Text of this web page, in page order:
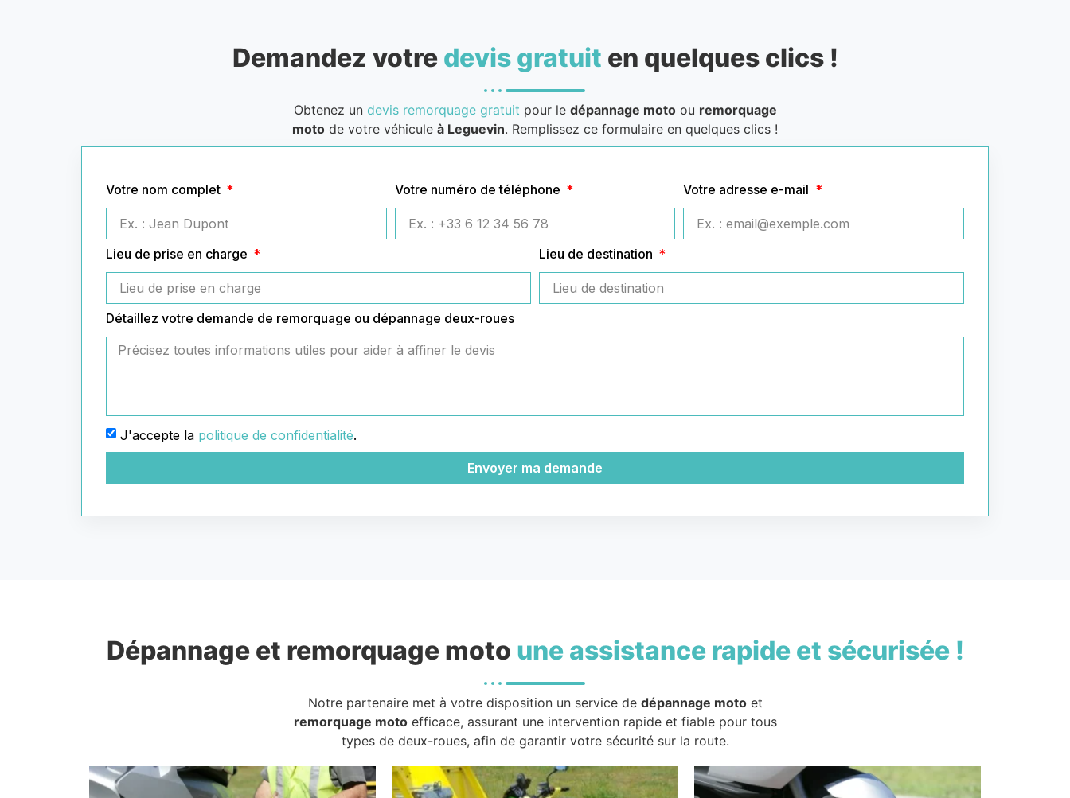
Demandez votre devis gratuit en quelques clics !
Obtenez un devis remorquage gratuit pour le dépannage motoou remorquage
moto de votre véhicule à Leguevin. Remplissez ce formulaire en quelques clics !
Votre nom complet Votre numéro de téléphone Votre adresse e-mail
Lieu de prise en charge Lieu de destination
Détaillez votre demande de remorquage ou dépannage deux-roues
J'accepte la politique de confidentialité.
Envoyer ma demande
Dépannage et remorquage moto une assistance rapide et sécurisée !
Notre partenaire met à votre disposition un service de dépannage motoet
remorquage motoefficace, assurant une intervention rapide et fiable pour tous
types de deux-roues, afin de garantir votre sécurité sur la route.